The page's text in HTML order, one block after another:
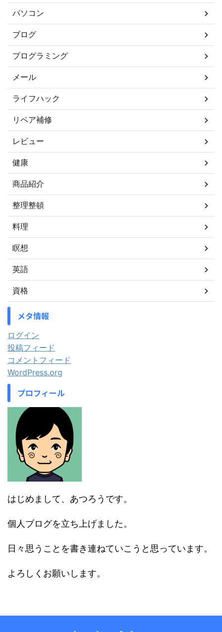
パソコン
ブログ
プログラミング
メール
ライフハック
リペア補修
レビュー
健康
商品紹介
整理整頓
料理
瞑想
英語
資格
メタ情報
ログイン
投稿フィード
コメントフィード
WordPress.org
プロフィール
はじめまして、あつろうです。
個人ブログを立ち上げました。
日々思うことを書き連ねていこうと思っています。
よろしくお願いします。